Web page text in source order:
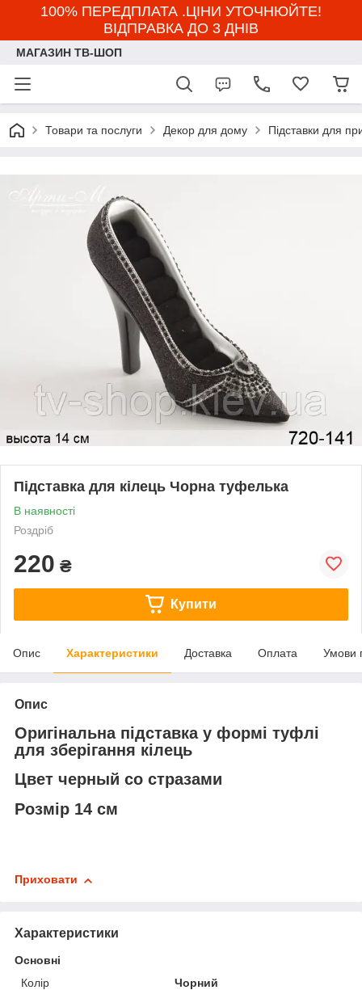
100% ПЕРЕДПЛАТА .ЦІНИ УТОЧНЮЙТЕ!
ВІДПРАВКА ДО 3 ДНІВ
МАГАЗИН ТВ-ШОП
Товари та послуги Декор для дому Підставки для
Підставка для кілець Чорна туфелька
В наявності
Роздріб
220 ₴
Купити
Опис Характеристики Доставка Оплата Умови
Опис
Оригінальна підставка у формі туфлі
для зберігання кілець
Цвет черный со стразами
Розмір 14 см
Приховати
Характеристики
Основні
Колір
Чорний